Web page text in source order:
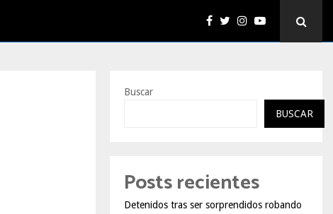
Buscar
BUSCAR
Posts recientes
Detenidos tras ser sorprendidos robando